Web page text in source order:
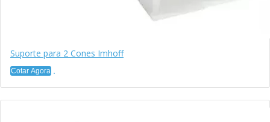
Suporte para 2 Cones Imhoff
Cotar Agora